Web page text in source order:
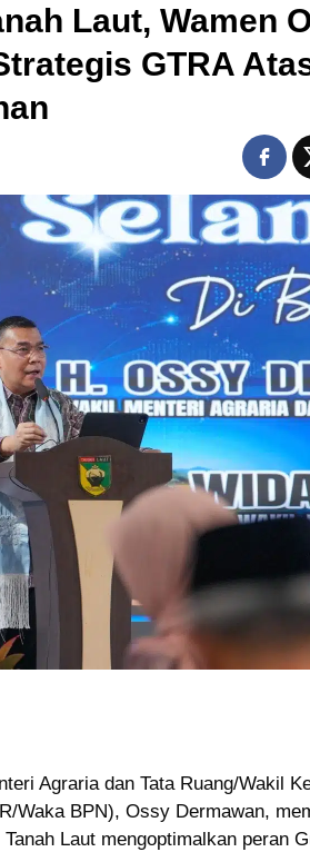
Laut, Wamen
GTRA
Agraria dan Tata Ruang/Wakil
Waka BPN), Ossy Dermawan,
Laut mengoptimalkan peran